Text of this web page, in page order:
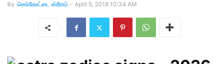
By செங்கோட்டை ஸ்ரீராம் - April 5, 2018 10:34 AM